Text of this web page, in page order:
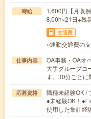
時給
1,600円【月収
8.00h×21日+残
交通費
○通勤交通費の
仕事内容
OA事務・OAオ
大手グループコ
す。30分ごと
応募資格
職種未経験OK /
●未経験OK！
使用した集計経